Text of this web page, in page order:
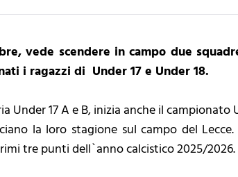
vede scendere in campo due
i ragazzi di Under 17 e Under 18.
17 A e B, inizia anche il campionato
la loro stagione sul campo del
tre punti dell`anno calcistico 2025/2026.